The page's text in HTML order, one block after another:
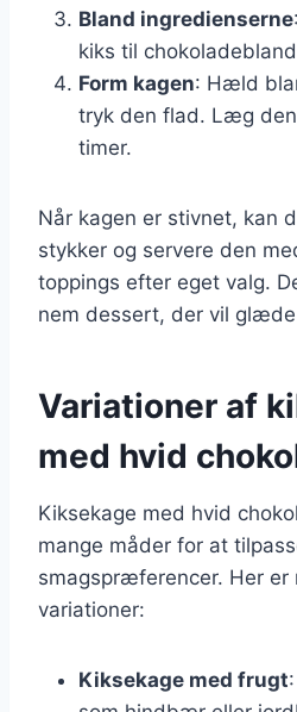
Bland ingredienserne
kiks til
Form kagen: Hæld
tryk den flad. Læg
timer.
Når kagen er stivnet, kan
stykker og servere den
toppings efter eget valg.
nem dessert, der vil
Variationer af
med hvid
Kiksekage med hvid
mange måder for at
smagspræferencer. Her er
variationer:
Kiksekage med frugt